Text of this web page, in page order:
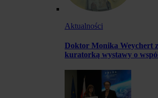
Aktualności
Doktor Monika Weychert
kuratorką wystawy o